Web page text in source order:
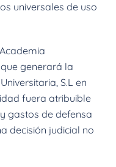
universales de uso
generará la
S.L en
fuera atribuible
gastos de defensa
decisión judicial no